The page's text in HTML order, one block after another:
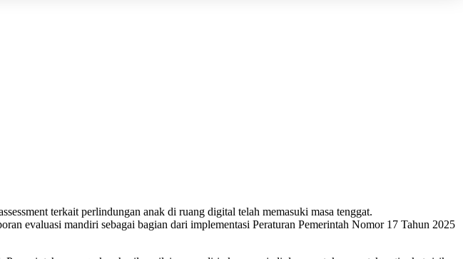
terkait perlindungan anak di ruang digital telah memasuki masa tenggat.
evaluasi mandiri sebagai bagian dari implementasi Peraturan Pemerintah Nomor 17 Tahun 2025